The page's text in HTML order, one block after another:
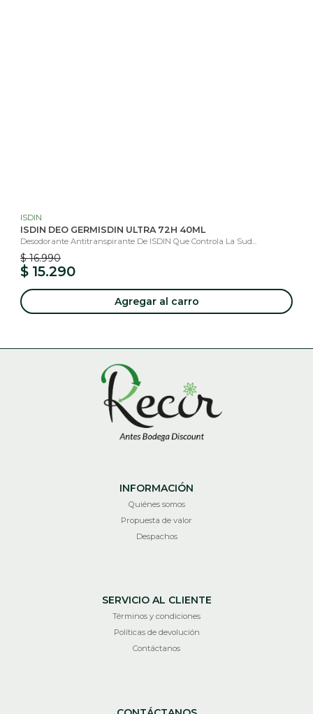
ISDIN
ISDIN DEO GERMISDIN ULTRA 72H 40ML
Desodorante Antitranspirante De ISDIN Que Controla La Sud...
$ 16.990
$ 15.290
Agregar al carro
INFORMACIÓN
Quiénes somos
Propuesta de valor
Despachos
SERVICIO AL CLIENTE
Términos y condiciones
Políticas de devolución
Contáctanos